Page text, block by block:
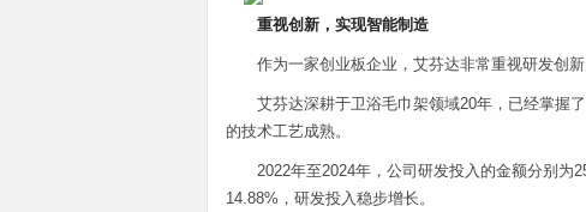
重视创新，实现智能制造
作为一家创业板企业，艾芬达非常重视研发创新
艾芬达深耕于卫浴毛巾架领域20年，已经掌握
的技术工艺成熟。
2022年至2024年，公司研发投入的金额分别为
14.88%，研发投入稳步增长。